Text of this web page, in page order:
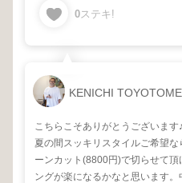
0ステキ!
KENICHI TOYOTOME
こちらこそありがとうございます♪
夏の間スッキリスタイルご希望
ーンカット(8800円)で切らせて
ングが楽になるかなと思います